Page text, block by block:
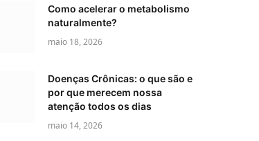
Como acelerar o metabolismo
naturalmente?
maio 18, 2026
Doenças Crônicas: o que são e
por que merecem nossa
atenção todos os dias
maio 14, 2026